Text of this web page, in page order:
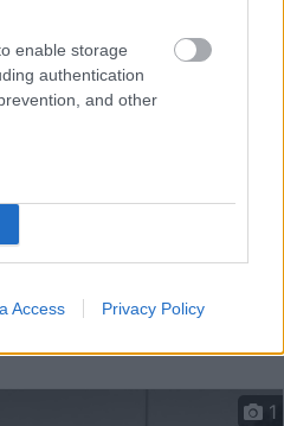
enable storage
authentication
and other
Access Privacy Policy
1